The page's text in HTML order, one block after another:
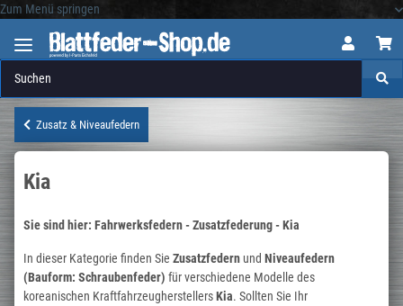
Zum Menü springen
Zusatz & Niveaufedern
Kia
Sie sind hier: Fahrwerksfedern - Zusatzfederung - Kia
In dieser Kategorie finden Sie Zusatzfedern und Niveaufedern
(Bauform: Schraubenfeder) für verschiedene Modelle des
koreanischen KraftfahrzeugherstellersKia. Sollten Sie Ihr